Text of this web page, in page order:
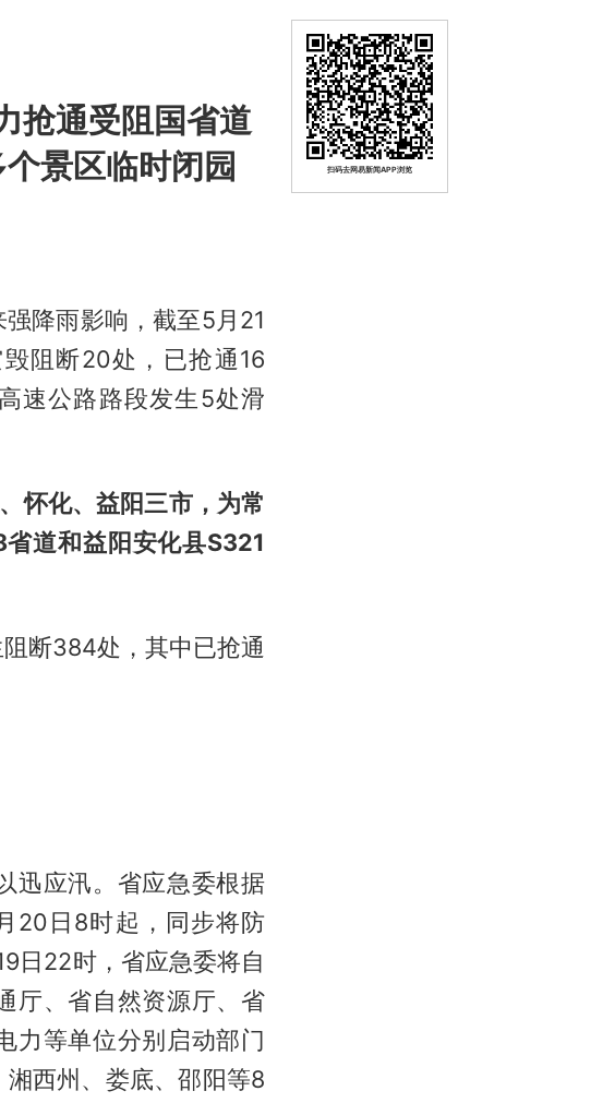
抢通受阻国省道
景区临时闭园
降雨影响，截至5月21
阻断20处，已抢通16
速公路路段发生5处滑
怀化、益阳三市，为常
道和益阳安化县S321
断384处，其中已抢通
迅应汛。省应急委根据
20日8时起，同步将防
日22时，省应急委将自
厅、省自然资源厅、省
力等单位分别启动部门
西州、娄底、邵阳等8
扫码去网易新闻APP浏览